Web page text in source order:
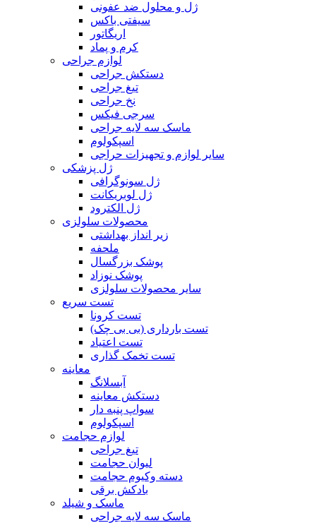
ژل و محلول ضد عفونی
سیفتی باکس
اریگاتور
کرم و پماد
لوازم جراحی
دستکش جراحی
تیغ جراحی
نخ جراحی
سرجی فیکس
ماسک سه لایه جراحی
اسپکولوم
سایر لوازم و تجهیزات حراجی
ژل پزشکی
ژل سونوگرافی
ژل لوبریکانت
ژل الکترود
محصولات سلولزی
زیر انداز بهداشتی
ملحفه
پوشک بزرگسال
پوشک نوزاد
سایر محصولات سلولزی
تست سریع
تست کرونا
تست بارداری (بی بی چک)
تست اعتیاد
تست تخمک گذاری
معاینه
آبسلانگ
دستکش معاینه
سواپ پنبه دار
اسپکولوم
لوازم حجامت
تیغ جراحی
لیوان حجامت
دسته وکیوم حجامت
بادکش برقی
ماسک و شیلد
ماسک سه لایه جراحی